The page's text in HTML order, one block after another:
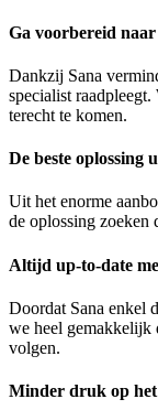
Ga voorbereid
Dankzij Sana
specialist
terecht te komen.
De beste oplossing
Uit het enorme
de oplossing zoeken
Altijd up-to-date
Doordat Sana enkel
we heel gemakkelijk
volgen.
Minder druk op het